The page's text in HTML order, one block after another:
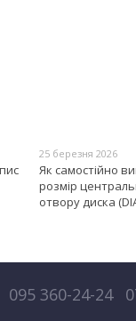
25 березня 2026
Як самостійно
розмір
отвору диска
095 360-24-24